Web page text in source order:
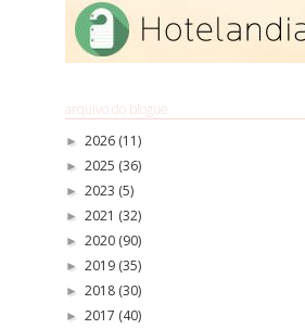
arquivo do blogue
► 2026 (11)
► 2025 (36)
► 2023 (5)
► 2021 (32)
► 2020 (90)
► 2019 (35)
► 2018 (30)
► 2017 (40)